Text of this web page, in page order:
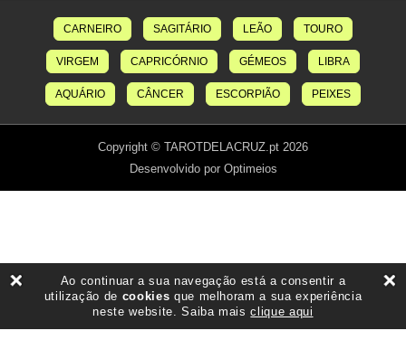
CARNEIRO SAGITÁRIO LEÃO TOURO
VIRGEM CAPRICÓRNIO GÉMEOS LIBRA
AQUÁRIO CÂNCER ESCORPIÃO PEIXES
Copyright © TAROTDELACRUZ.pt 2026
Desenvolvido por Optimeios